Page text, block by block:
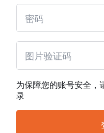
为保障您的账号安全，
录